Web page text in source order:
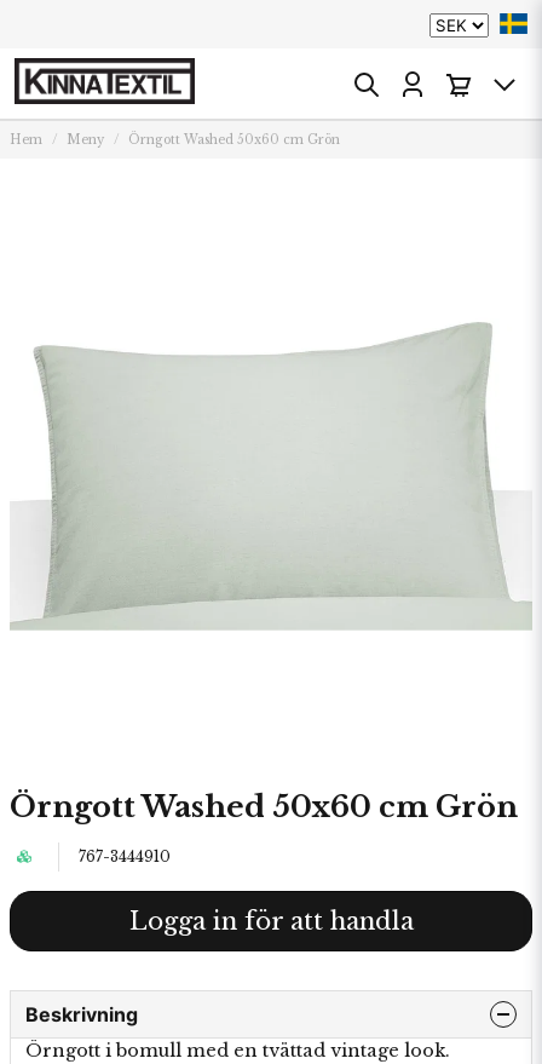
Hem Meny Örngott Washed 50x60 cm Grön
Örngott Washed 50x60 cm Grön
767-3444910
Logga in för att handla
Beskrivning
Örngott i bomull med en tvättad vintage look.